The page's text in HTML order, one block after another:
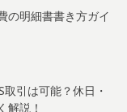
の明細書書き方ガイ
引は可能？休日・
解説！